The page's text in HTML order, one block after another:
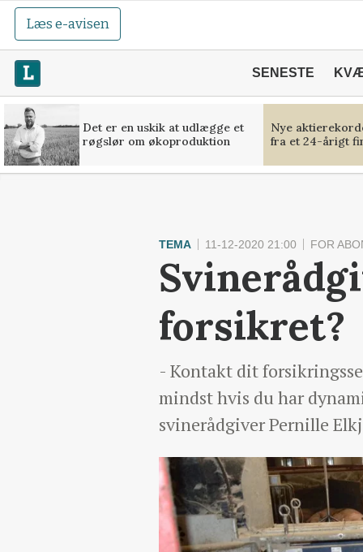
Læs e-avisen
SENESTE
Det er en uskik at udlægge et
røgslør om økoproduktion
Nye
fra et 24-årigt
TEMA 11-12-2020 21:00 FOR
forsikret?
- Kontakt dit
mindst hvis du har
svinerådgiver Pernille